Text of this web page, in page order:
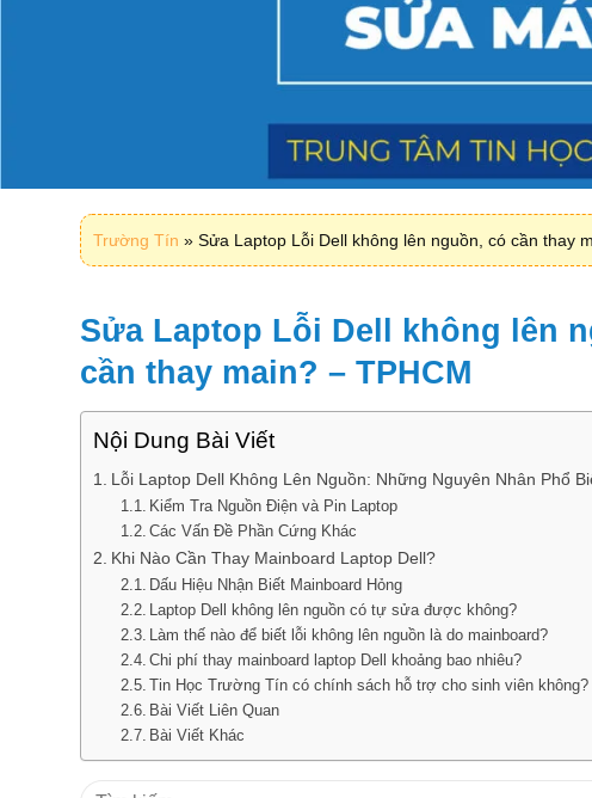
Trường Tín » Sửa Laptop Lỗi Dell không lên nguồn, có cần thay
Sửa Laptop Lỗi Dell không lên
cần thay main? – TPHCM
Nội Dung Bài Viết
Lỗi Laptop Dell Không Lên Nguồn: Những Nguyên Nhân Phổ
Kiểm Tra Nguồn Điện và Pin Laptop
Các Vấn Đề Phần Cứng Khác
Khi Nào Cần Thay Mainboard Laptop Dell?
Dấu Hiệu Nhận Biết Mainboard Hỏng
Laptop Dell không lên nguồn có tự sửa được không?
Làm thế nào để biết lỗi không lên nguồn là do mainboard?
Chi phí thay mainboard laptop Dell khoảng bao nhiêu?
Tin Học Trường Tín có chính sách hỗ trợ cho sinh viên không?
Bài Viết Liên Quan
Bài Viết Khác
Tìm